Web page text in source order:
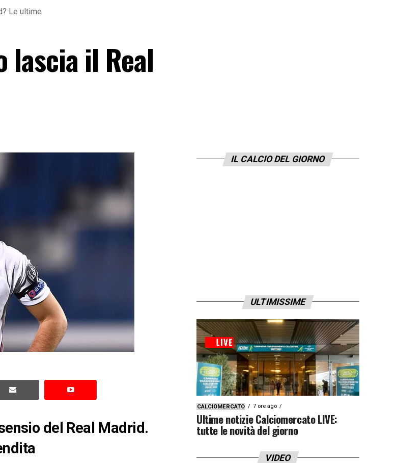
Le ultime
lascia il Real
del Real Madrid.
IL CALCIO DEL GIORNO
ULTIMISSIME
CALCIOMERCATO 7 ore ago
Ultime notizie Calciomercato LIVE:
tutte le novità del giorno
VIDEO